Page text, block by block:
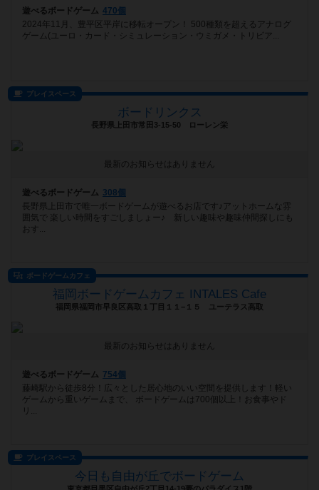
遊べるボードゲーム 470個
2024年11月、豊平区平岸に移転オープン！ 500種類を超えるアナログ
ゲーム(ユーロ・カード・シミュレーション・ウミガメ・トリビア...
プレイスペース
ボードリンクス
長野県上田市常田3-15-50 ローレン栄
最新のお知らせはありません
遊べるボードゲーム 308個
長野県上田市で唯一ボードゲームが遊べるお店です♪アットホームな雰
囲気で 楽しい時間をすごしましょー♪ 新しい趣味や趣味仲間探しにも
おす...
ボードゲームカフェ
福岡ボードゲームカフェ INTALES Cafe
福岡県福岡市早良区高取１丁目１１−１５ ユーテラス高取
最新のお知らせはありません
遊べるボードゲーム 754個
藤崎駅から徒歩8分！広々とした居心地のいい空間を提供します！軽い
ゲームから重いゲームまで、 ボードゲームは700個以上！お食事やド
リ...
プレイスペース
今日も自由が丘でボードゲーム